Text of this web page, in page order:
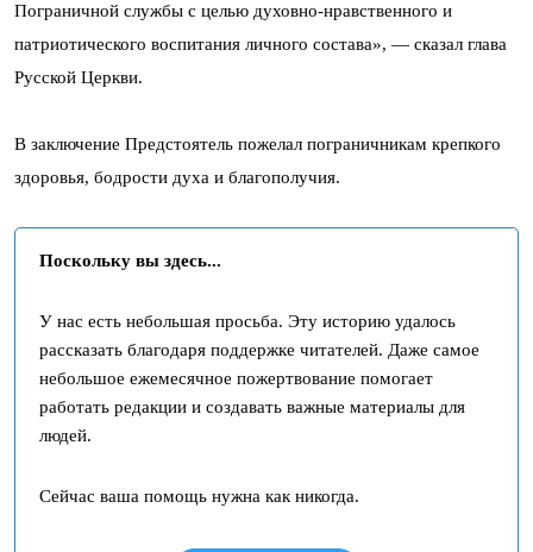
Пограничной службы с целью духовно-нравственного и
патриотического воспитания личного состава», — сказал глава
Русской Церкви.
В заключение Предстоятель пожелал пограничникам крепкого
здоровья, бодрости духа и благополучия.
Поскольку вы здесь...
У нас есть небольшая просьба. Эту историю удалось
рассказать благодаря поддержке читателей. Даже самое
небольшое ежемесячное пожертвование помогает
работать редакции и создавать важные материалы для
людей.
Сейчас ваша помощь нужна как никогда.